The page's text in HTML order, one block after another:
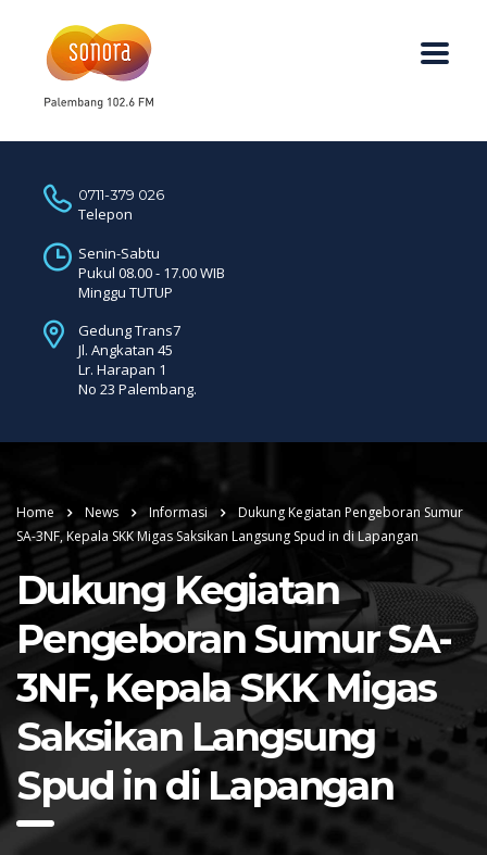
0711-379 026
Telepon
Senin-Sabtu
Pukul 08.00 - 17.00 WIB
Minggu TUTUP
Gedung Trans7
Jl. Angkatan 45
Lr. Harapan 1
No 23 Palembang.
Home News Informasi
Dukung Kegiatan Pengeboran Sumur
SA-3NF, Kepala SKK Migas Saksikan Langsung Spud in di Lapangan
Dukung Kegiatan
Pengeboran Sumur SA-
3NF, Kepala SKK Migas
Saksikan Langsung
Spud in di Lapangan